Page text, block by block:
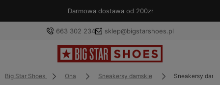
Darmowa dostawa od 200zł
663 302 234 sklep@bigstarshoes.pl
Big Star Shoes Ona Sneakersy damskie Sneakersy